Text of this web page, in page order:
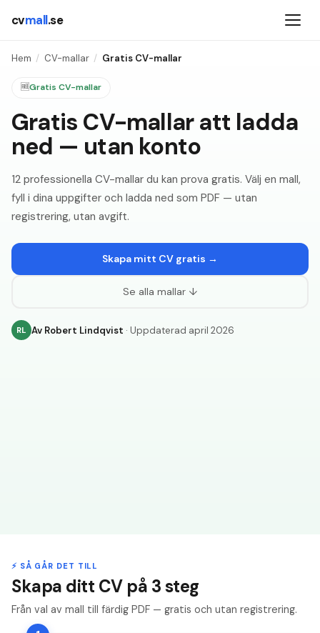
cvmall.se
Hem / CV-mallar / Gratis CV-mallar
🆓Gratis CV-mallar
Gratis CV-mallar att ladda
ned — utan konto
12 professionella CV-mallar du kan prova gratis. Välj en mall,
fyll i dina uppgifter och ladda ned som PDF — utan
registrering, utan avgift.
Skapa mitt CV gratis →
Se alla mallar ↓
RL Av Robert Lindqvist · Uppdaterad april 2026
⚡ SÅ GÅR DET TILL
Skapa ditt CV på 3 steg
Från val av mall till färdig PDF — gratis och utan registrering.